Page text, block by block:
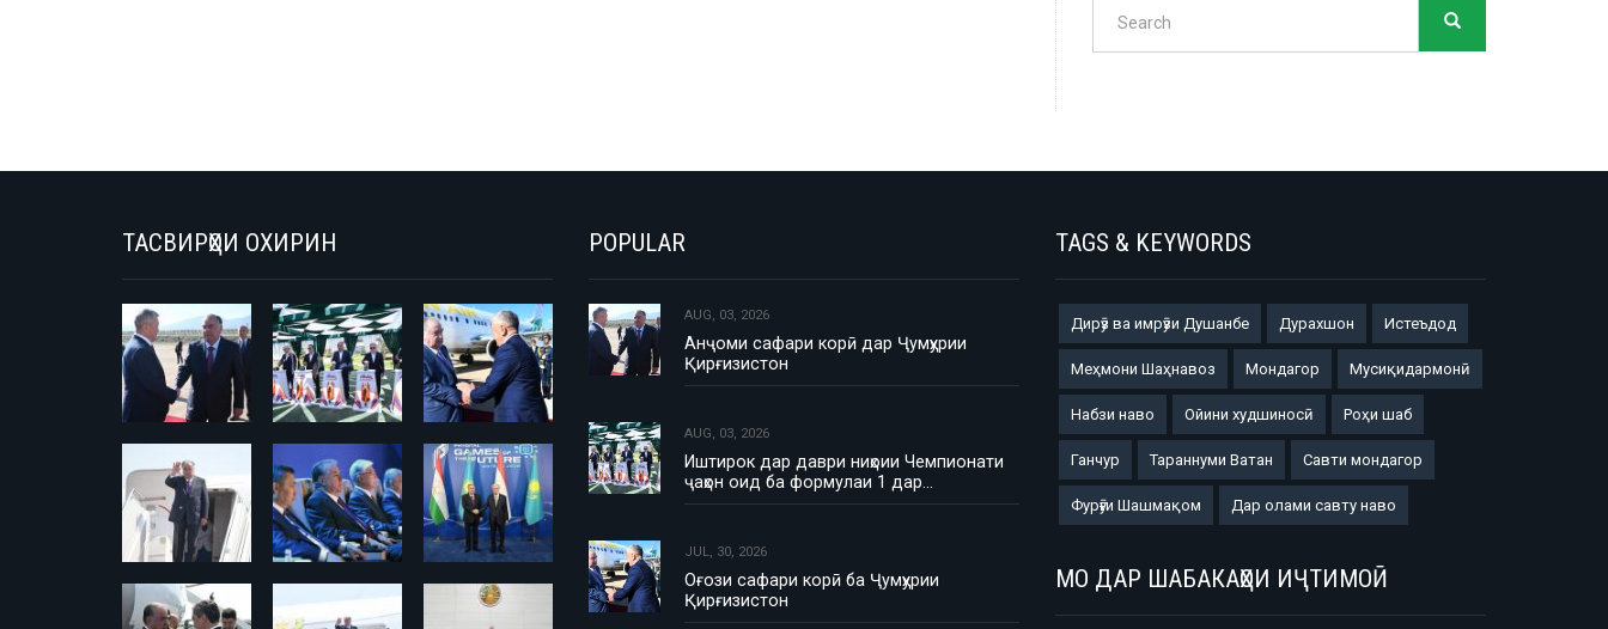
Search SEARCH
ТАСВИРҲОИ ОХИРИН POPULAR
AUG, 03, 2026
Анҷоми сафари корӣ дар Ҷумҳурии
Қирғизистон
AUG, 03, 2026
Иштирок дар даври ниҳоии Чемпионати
ҷаҳон оид ба формулаи 1 дар…
JUL, 30, 2026
Оғози сафари корӣ ба Ҷумҳурии
Қирғизистон
TAGS & KEYWORDS
Дирӯз ва имрӯзи Душанбе Дурахшон Истеъдод
Меҳмони Шаҳнавоз Мондагор Мусиқидармонӣ
Набзи наво Ойини худшиносӣ Роҳи шаб
Ганчур Тараннуми Ватан Савти мондагор
Фурӯғи Шашмақом Дар олами савту наво
МО ДАР ШАБАКАҲОИ ИҶТИМОӢ